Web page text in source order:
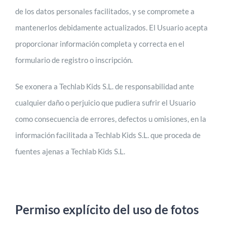
de los datos personales facilitados, y se compromete a
mantenerlos debidamente actualizados. El Usuario acepta
proporcionar información completa y correcta en el
formulario de registro o inscripción.
Se exonera a Techlab Kids S.L. de responsabilidad ante
cualquier daño o perjuicio que pudiera sufrir el Usuario
como consecuencia de errores, defectos u omisiones, en la
información facilitada a Techlab Kids S.L. que proceda de
fuentes ajenas a Techlab Kids S.L.
Permiso explícito del uso de fotos